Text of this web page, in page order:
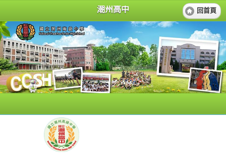
潮州高中 回首頁